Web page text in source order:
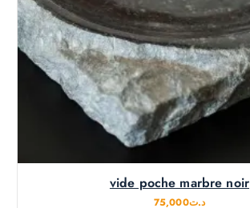
vide poche marbre noir
د.ت75,000